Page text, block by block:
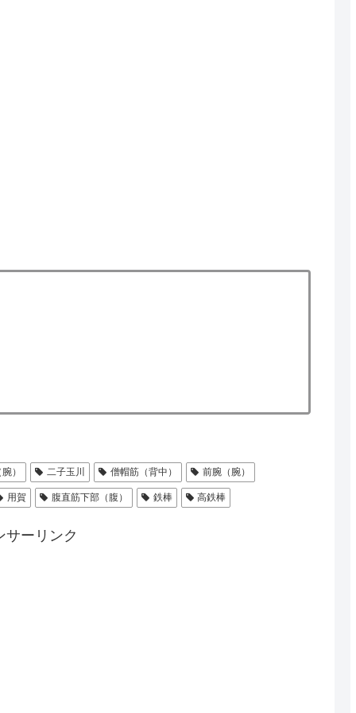
） 二子玉川 僧帽筋（背中） 前腕（腕）
用賀 腹直筋下部（腹） 鉄棒 高鉄棒
サーリンク